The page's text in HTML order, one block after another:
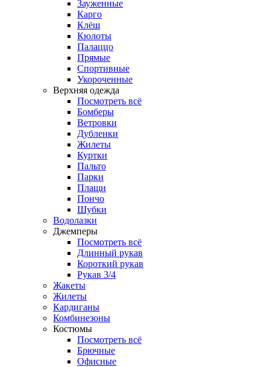
Зауженные
Карго
Клёш
Кюлоты
Палаццо
Прямые
Спортивные
Укороченные
Верхняя одежда
Посмотреть всё
Бомберы
Ветровки
Дубленки
Жилеты
Куртки
Пальто
Парки
Плащи
Пончо
Шубки
Водолазки
Джемперы
Посмотреть всё
Длинный рукав
Короткий рукав
Рукав 3/4
Жакеты
Жилеты
Кардиганы
Комбинезоны
Костюмы
Посмотреть всё
Брючные
Офисные